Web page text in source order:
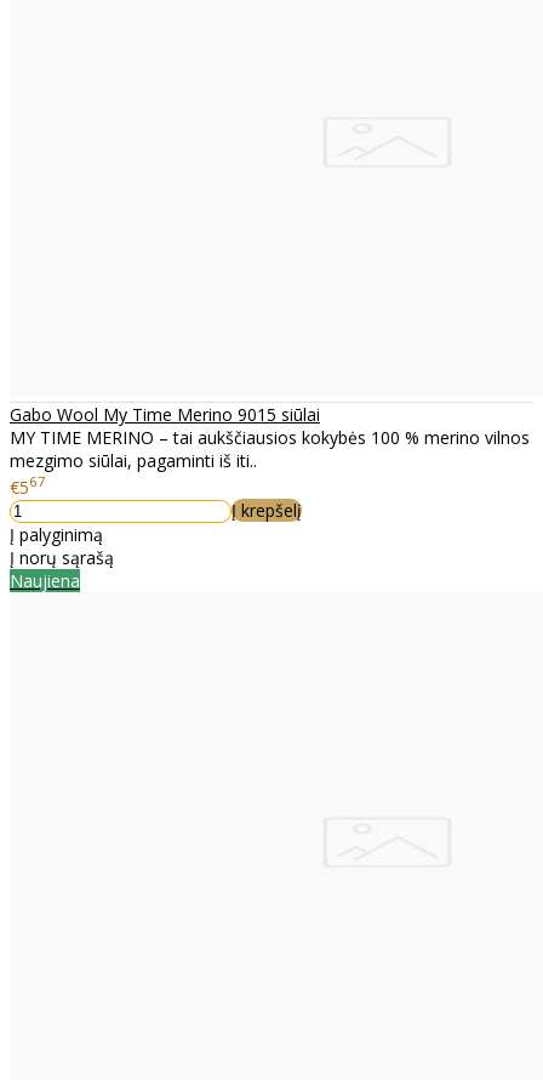
Gabo Wool My Time Merino 9015 siūlai
MY TIME MERINO – tai aukščiausios kokybės 100 % merino vilnos
mezgimo siūlai, pagaminti iš iti..
€567
Į krepšelį
Į palyginimą
Į norų sąrašą
Naujiena